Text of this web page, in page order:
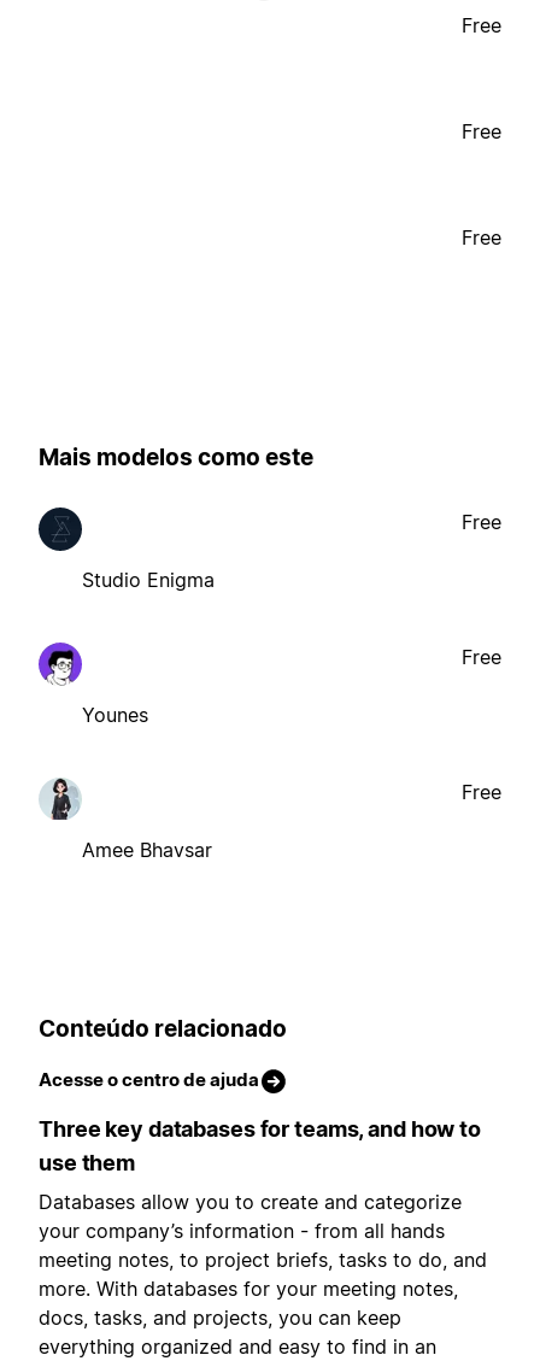
Free
Free
Free
Mais modelos como este
Studio Enigma
Free
Younes
Free
Amee Bhavsar
Free
Conteúdo relacionado
Acesse o centro de ajuda
Three key databases for teams, and how to
use them
Databases allow you to create and categorize
your company’s information - from all hands
meeting notes, to project briefs, tasks to do, and
more. With databases for your meeting notes,
docs, tasks, and projects, you can keep
everything organized and easy to find in an